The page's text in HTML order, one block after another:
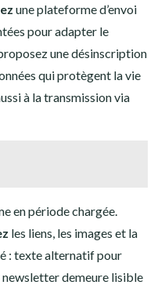
une plateforme d’envoi
pour adapter le
une désinscription
qui protègent la vie
à la transmission via
en période chargée.
les liens, les images et la
: texte alternatif pour
demeure lisible